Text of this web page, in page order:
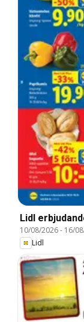
Lidl
10/08/2026- 16/
Lidl